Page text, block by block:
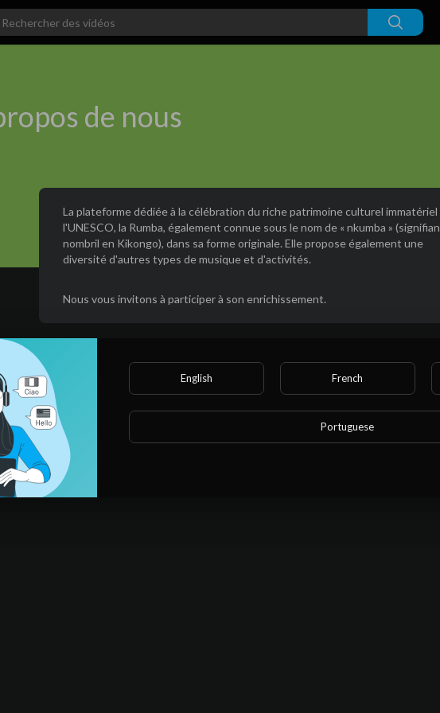
de nous
La plateforme dédiée à la célébration du riche patrimoine culturel immatériel
l'UNESCO, la Rumba, également connue sous le nom de « nkumba »
nombril en Kikongo), dans sa forme originale. Elle propose également une
diversité d'autres types de musique et d'activités.
Nous vous invitons à participer à son enrichissement.
English French
Portuguese